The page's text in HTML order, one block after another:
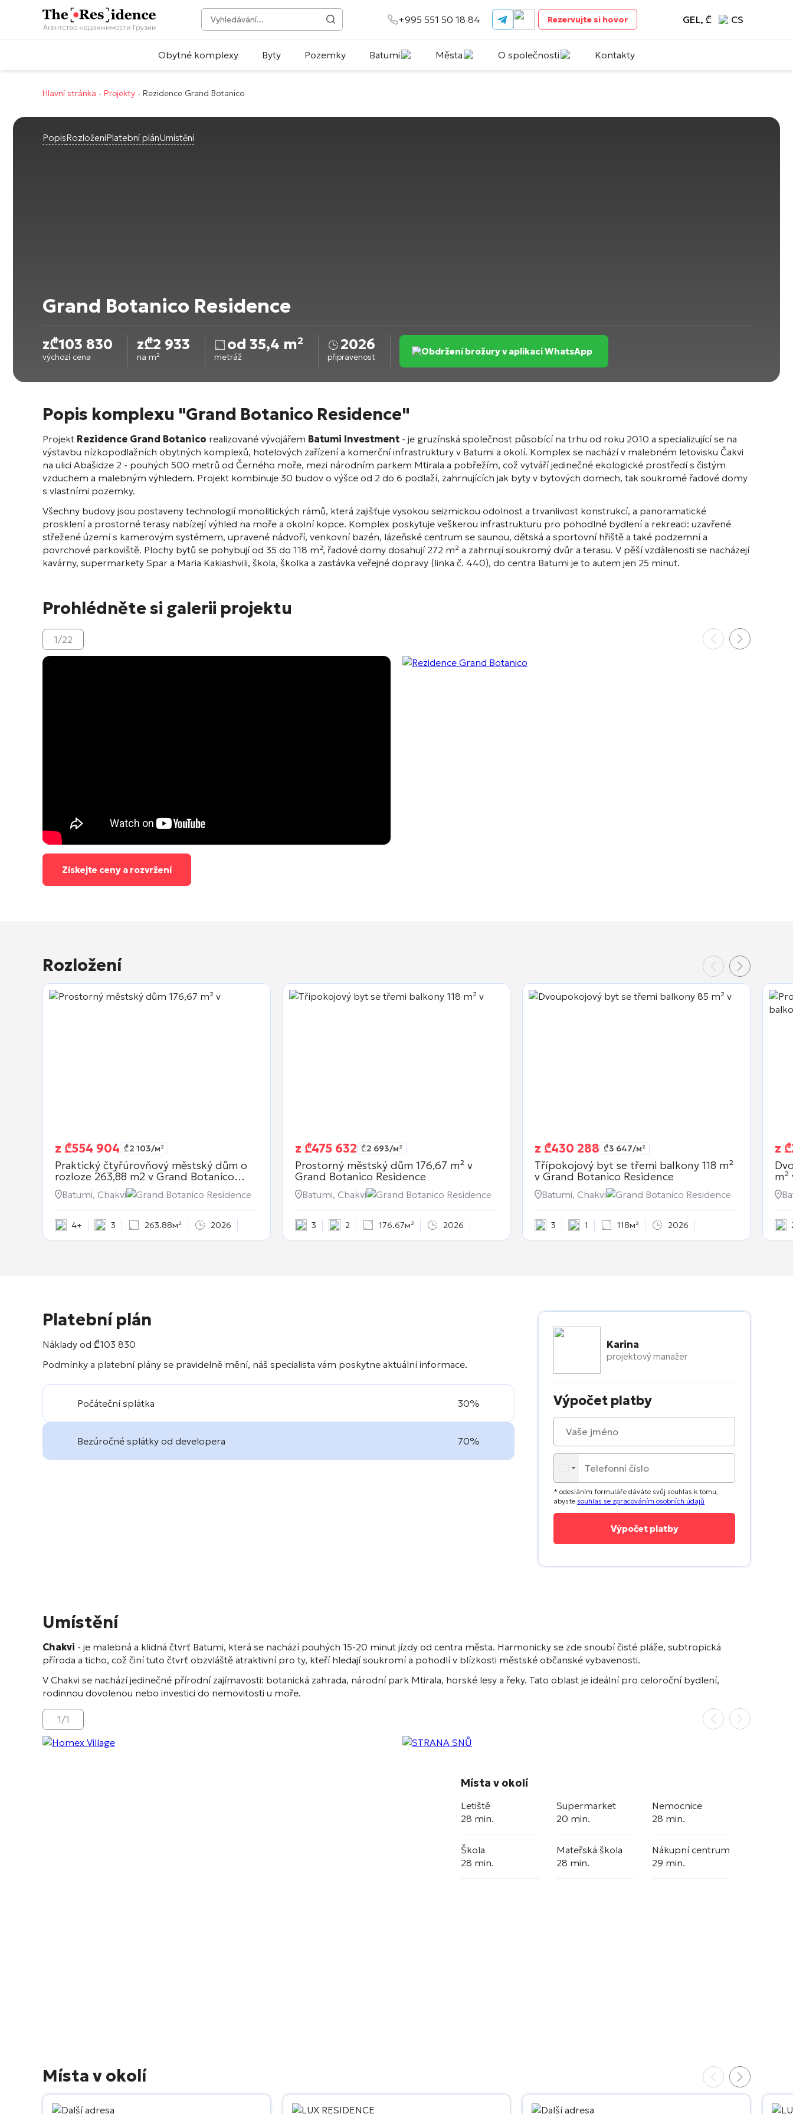
+995 551 50 18 84 Rezervujte si hovor GEL, ₾ CS
Obytné komplexy Byty Pozemky Batumi Města O společnosti Kontakty
Hlavní stránka - Projekty - Rezidence Grand Botanico
PopisRozloženíPlatební plánUmístění
Grand Botanico Residence
z₾103 830
výchozí cena
z₾2 933
na m²
od 35,4 m²
metráž
2026
připravenost Obdržení brožury v aplikaci WhatsApp
Popis komplexu "Grand Botanico Residence"
Projekt Rezidence Grand Botanico realizované vývojářem Batumi Investment - je gruzínská společnost působící na trhu od roku 2010 a specializující se na
výstavbu nízkopodlažních obytných komplexů, hotelových zařízení a komerční infrastruktury v Batumi a okolí. Komplex se nachází v malebném letovisku Čakvi
na ulici Abašidze 2 - pouhých 500 metrů od Černého moře, mezi národním parkem Mtirala a pobřežím, což vytváří jedinečné ekologické prostředí s čistým
vzduchem a malebným výhledem. Projekt kombinuje 30 budov o výšce od 2 do 6 podlaží, zahrnujících jak byty v bytových domech, tak soukromé řadové domy
s vlastními pozemky.
Všechny budovy jsou postaveny technologií monolitických rámů, která zajišťuje vysokou seizmickou odolnost a trvanlivost konstrukcí, a panoramatické
prosklení a prostorné terasy nabízejí výhled na moře a okolní kopce. Komplex poskytuje veškerou infrastrukturu pro pohodlné bydlení a rekreaci: uzavřené
střežené území s kamerovým systémem, upravené nádvoří, venkovní bazén, lázeňské centrum se saunou, dětská a sportovní hřiště a také podzemní a
povrchové parkoviště. Plochy bytů se pohybují od 35 do 118 m², řadové domy dosahují 272 m² a zahrnují soukromý dvůr a terasu. V pěší vzdálenosti se nacházejí
kavárny, supermarkety Spar a Maria Kakiashvili, škola, školka a zastávka veřejné dopravy (linka č. 440), do centra Batumi je to autem jen 25 minut.
Prohlédněte si galerii projektu
1/22
Získejte ceny a rozvržení
Rozložení
z ₾554 904 ₾2 103/м²
Praktický čtyřúrovňový městský dům o
rozloze 263,88 m2 v Grand Botanico
Residence
Batumi, Chakvi Grand Botanico Residence
4+ 3 263.88м² 2026
z ₾475 632 ₾2 693/м²
Prostorný městský dům 176,67 m² v
Grand Botanico Residence
Batumi, Chakvi Grand Botanico Residence
3 2 176.67м² 2026
z ₾430 288 ₾3 647/м²
Třípokojový byt se třemi balkony 118 m²
v Grand Botanico Residence
Batumi, Chakvi Grand Botanico Residence
3 1 118м² 2026
z ₾
m²
Platební plán
Náklady od ₾103 830
Podmínky a platební plány se pravidelně mění, náš specialista vám poskytne aktuální informace.
Počáteční splátka 30%
Bezúročné splátky od developera 70%
Karina
projektový manažer
Výpočet platby
* odesláním formuláře dáváte svůj souhlas k tomu,
abyste souhlas se zpracováním osobních údajů
Umístění
Chakvi - je malebná a klidná čtvrť Batumi, která se nachází pouhých 15-20 minut jízdy od centra města. Harmonicky se zde snoubí čisté pláže, subtropická
příroda a ticho, což činí tuto čtvrť obzvláště atraktivní pro ty, kteří hledají soukromí a pohodlí v blízkosti městské občanské vybavenosti.
V Chakvi se nachází jedinečné přírodní zajímavosti: botanická zahrada, národní park Mtirala, horské lesy a řeky. Tato oblast je ideální pro celoroční bydlení,
rodinnou dovolenou nebo investici do nemovitosti u moře.
1/1
Místa v okolí
Letiště
28 min.
Supermarket
20 min.
Nemocnice
28 min.
Škola
28 min.
Mateřská škola
28 min.
Nákupní centrum
29 min.
Místa v okolí